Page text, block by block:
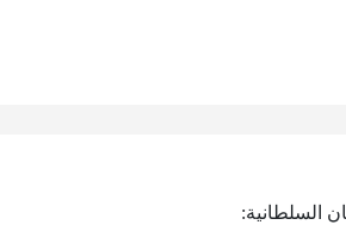
السلطانية: